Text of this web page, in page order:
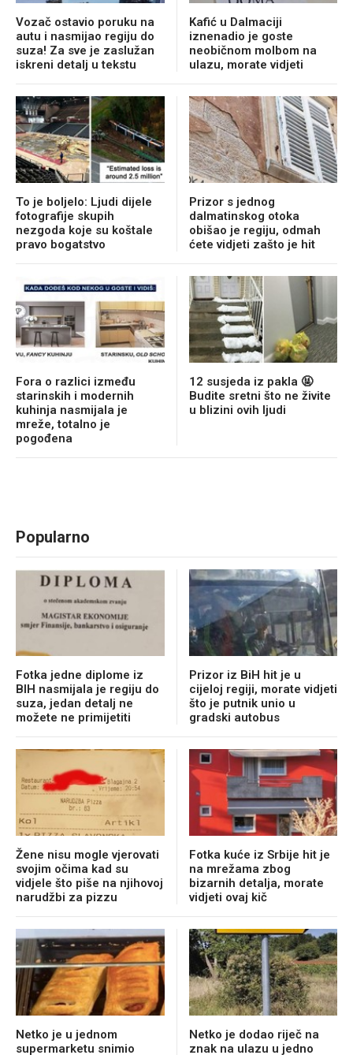
Vozač ostavio poruku na
autu i nasmijao regiju do
suza! Za sve je zaslužan
iskreni detalj u tekstu
Kafić u Dalmaciji
iznenadio je goste
neobičnom molbom na
ulazu, morate vidjeti
To je boljelo: Ljudi dijele
fotografije skupih
nezgoda koje su koštale
pravo bogatstvo
Prizor s jednog
dalmatinskog otoka
obišao je regiju, odmah
ćete vidjeti zašto je hit
Fora o razlici između
starinskih i modernih
kuhinja nasmijala je
mreže, totalno je
pogođena
12 susjeda iz pakla 🤬
Budite sretni što ne živite
u blizini ovih ljudi
Popularno
Fotka jedne diplome iz
BIH nasmijala je regiju do
suza, jedan detalj ne
možete ne primijetiti
Prizor iz BiH hit je u
cijeloj regiji, morate vidjeti
što je putnik unio u
gradski autobus
Žene nisu mogle vjerovati
svojim očima kad su
vidjele što piše na njihovoj
narudžbi za pizzu
Fotka kuće iz Srbije hit je
na mrežama zbog
bizarnih detalja, morate
vidjeti ovaj kič
Netko je u jednom
supermarketu snimio
Netko je dodao riječ na
znak na ulazu u jedno